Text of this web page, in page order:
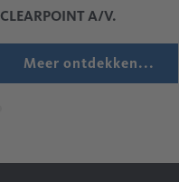
CLEARPOINT A/V.
Meer ontdekken...